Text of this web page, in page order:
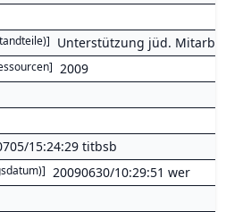
] Unterstützung jüd. Mitarb.
] 2009
15:24:29 titbsb
] 20090630/10:29:51 wer